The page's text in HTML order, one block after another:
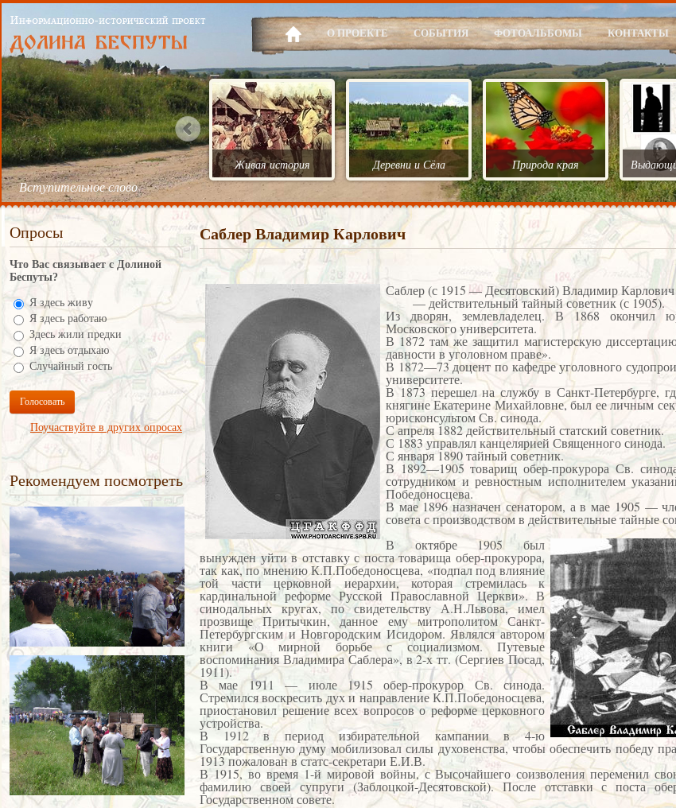
О ПРОЕКТЕ СОБЫТИЯ ФОТОАЛЬБОМЫ КОНТАКТЫ
Вступительное слово
Живая история Деревни и Сёла Природа края
Опросы
Что Вас связывает с Долиной
Беспуты?
Я здесь живу
Я здесь работаю
Здесь жили предки
Я здесь отдыхаю
Случайный гость
Голосовать
Поучаствуйте в других опросах
Рекомендуем посмотреть
Саблер Владимир Карлович
Саблер (с 1915 — Десятовский) Владимир
— действительный тайный советник (с 1905).
Из дворян, землевладелец. В 1868 окончил
Московского университета.
В 1872 там же защитил магистерскую
давности в уголовном праве».
В 1872—73 доцент по кафедре уголовного
университете.
В 1873 перешел на службу в Санкт-Петербурге,
княгине Екатерине Михайловне, был ее личным
юрисконсультом Св. синода.
С апреля 1882 действительный статский советник.
С 1883 управлял канцелярией Священного синода.
С января 1890 тайный советник.
В 1892—1905 товарищ обер-прокурора Св.
сотрудником и ревностным исполнителем
Победоносцева.
В мае 1896 назначен сенатором, а в мае 1905 —
совета с производством в действительные тайные
В октябре 1905 был
вынужден уйти в отставку с поста товарища обер-прокурора,
так как, по мнению К.П.Победоносцева, «подпал под влияние
той части церковной иерархии, которая стремилась к
кардинальной реформе Русской Православной Церкви». В
синодальных кругах, по свидетельству А.Н.Львова, имел
прозвище Притычкин, данное ему митрополитом Санкт-
Петербургским и Новгородским Исидором. Являлся автором
книги «О мирной борьбе с социализмом. Путевые
воспоминания Владимира Саблера», в 2-х тт. (Сергиев Посад,
1911).
В мае 1911 — июле 1915 обер-прокурор Св. синода.
Стремился воскресить дух и направление К.П.Победоносцева,
приостановил решение всех вопросов о реформе церковного
устройства.
В 1912 в период избирательной кампании в 4-ю
Государственную думу мобилизовал силы духовенства, чтобы обеспечить
1913 пожалован в статс-секретари Е.И.В.
В 1915, во время 1-й мировой войны, с Высочайшего соизволения переменил
фамилию своей супруги (Заблоцкой-Десятовской). После отставки с поста
Государственном совете.